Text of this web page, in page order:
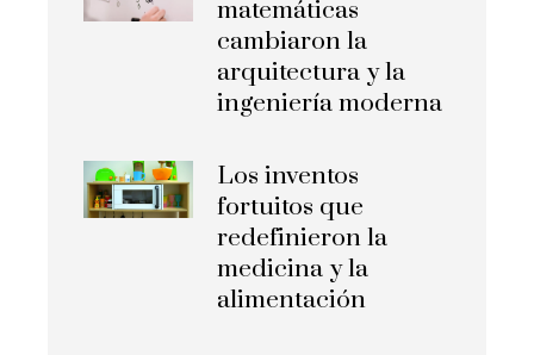
matemáticas
cambiaron la
arquitectura y la
ingeniería moderna
Los inventos
fortuitos que
redefinieron la
medicina y la
alimentación